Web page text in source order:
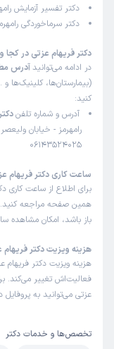
دکتر تفسیر آزمایش
دکتر سرماخوردگی
دکتر فریهام عزتی در کجا
در ادامه می‌توانید آدرس
(بیمارستان‌ها، کلینیک‌ها
کنید:
آدرس و شماره تلفن
رامهرمز - خیابان ولیعصر
06143524025
ساعت کاری دکتر فریهام
برای اطلاع از ساعت کاری
همین صفحه مراجعه کنید.
باز باشد، امکان مشاهده
هزینه ویزیت دکتر فریهام
هزینه ویزیت دکتر
فعالیت‌اش تغییر می‌کند.
عزتی می‌توانید به پروفایل
تخصص‌ها و خدمات دکتر